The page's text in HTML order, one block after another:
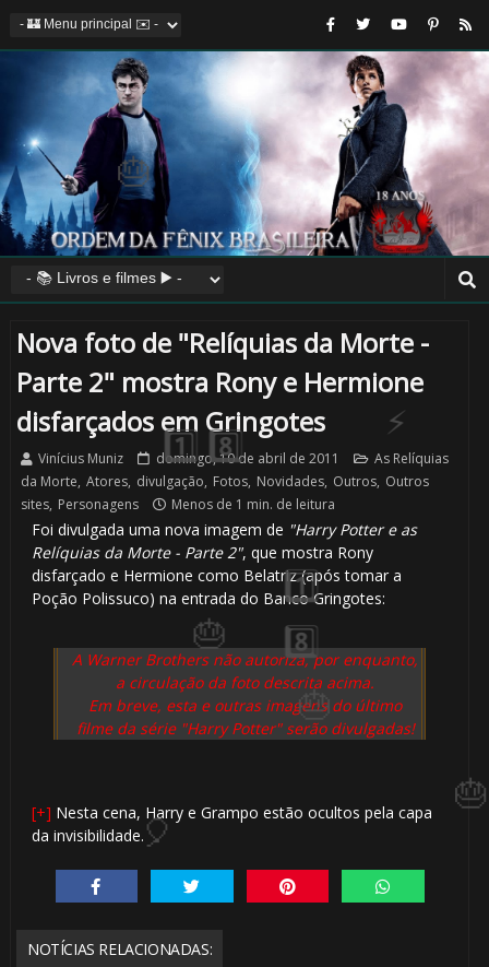
Nova foto de "Relíquias da Morte -
Parte 2" mostra Rony e Hermione
disfarçados em Gringotes
Vinícius Muniz domingo, 10 de abril de 2011
As Relíquias
da Morte, Atores, divulgação, Fotos, Novidades, Outros, Outros
sites, Personagens Menos de 1 min. de leitura
Foi divulgada uma nova imagem de "Harry Potter e as
Relíquias da Morte - Parte 2", que mostra Rony
disfarçado e Hermione como Belatriz (após tomar a
Poção Polissuco) na entrada do Banco Gringotes:
A Warner Brothers não autoriza, por enquanto,
a circulação da foto descrita acima.
Em breve, esta e outras imagens do último
filme da série "Harry Potter" serão divulgadas!
[+] Nesta cena, Harry e Grampo estão ocultos pela capa
da invisibilidade.
NOTÍCIAS RELACIONADAS:
⚡
🎈
1️⃣ 8️⃣
⚡
⚡